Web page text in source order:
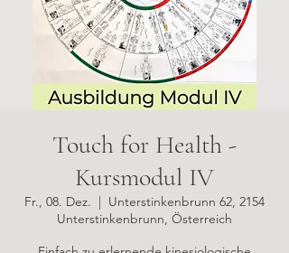
Touch for Health -
Kursmodul IV
Fr., 08. Dez.
  |
Unterstinkenbrunn 62, 2154
Unterstinkenbrunn, Österreich